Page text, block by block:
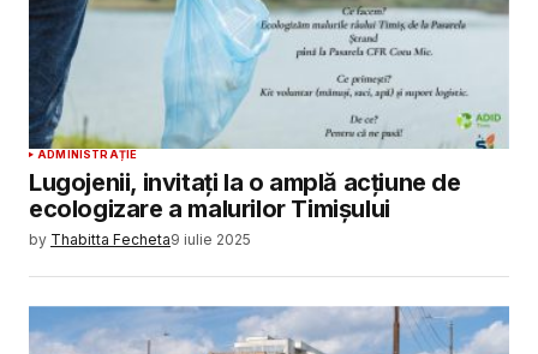
ADMINISTRAȚIE
Lugojenii, invitați la o amplă acțiune de
ecologizare a malurilor Timișului
by Thabitta Fecheta9 iulie 2025